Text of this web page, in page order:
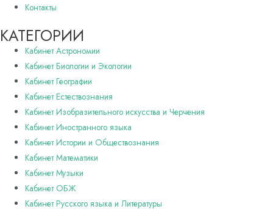
Контакты
КАТЕГОРИИ
Кабинет Астрономии
Кабинет Биологии и Экологии
Кабинет Географии
Кабинет Естествознания
Кабинет Изобразительного искусства и Черчения
Кабинет Иностранного языка
Кабинет Истории и Обществознания
Кабинет Математики
Кабинет Музыки
Кабинет ОБЖ
Кабинет Русского языка и Литературы